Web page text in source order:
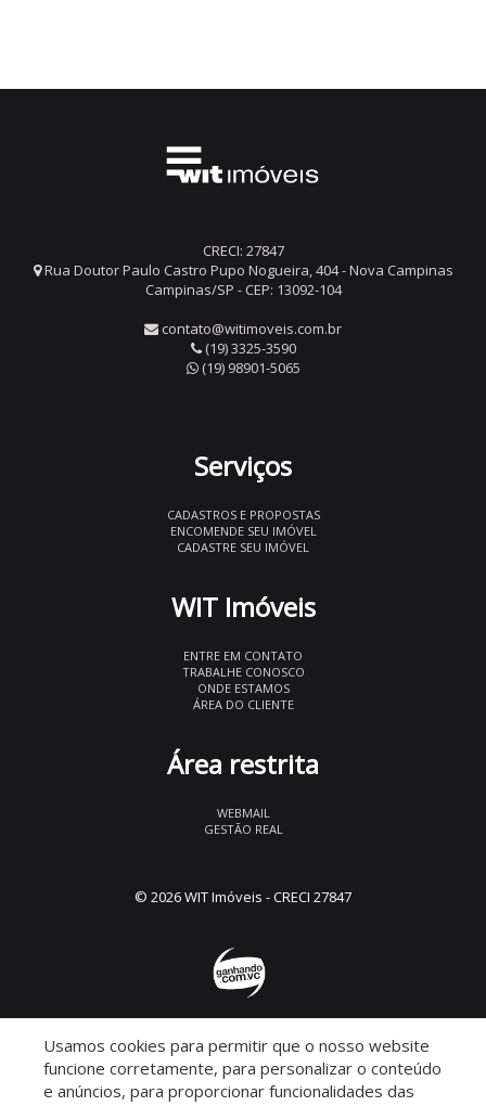
CRECI: 27847
Rua Doutor Paulo Castro Pupo Nogueira, 404 - Nova Campinas
Campinas/SP - CEP: 13092-104
contato@witimoveis.com.br
(19) 3325-3590
(19) 98901-5065
Serviços
CADASTROS E PROPOSTAS
ENCOMENDE SEU IMÓVEL
CADASTRE SEU IMÓVEL
WIT Imóveis
ENTRE EM CONTATO
TRABALHE CONOSCO
ONDE ESTAMOS
ÁREA DO CLIENTE
Área restrita
WEBMAIL
GESTÃO REAL
© 2026 WIT Imóveis - CRECI 27847
Descomplicado por:
Usamos cookies para permitir que o nosso website
funcione corretamente, para personalizar o conteúdo
e anúncios, para proporcionar funcionalidades das